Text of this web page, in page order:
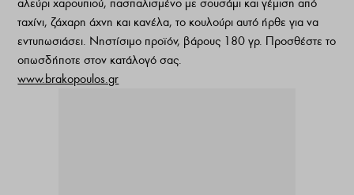
αλεύρι χαρουπιού, πασπαλισμένο με σουσάμι και γέμιση από
ταχίνι, ζάχαρη άχνη και κανέλα, το κουλούρι αυτό ήρθε για να
εντυπωσιάσει. Νηστίσιμο προϊόν, βάρους 180 γρ. Προσθέστε το
οπωσδήποτε στον κατάλογό σας.
www.brakopoulos.gr